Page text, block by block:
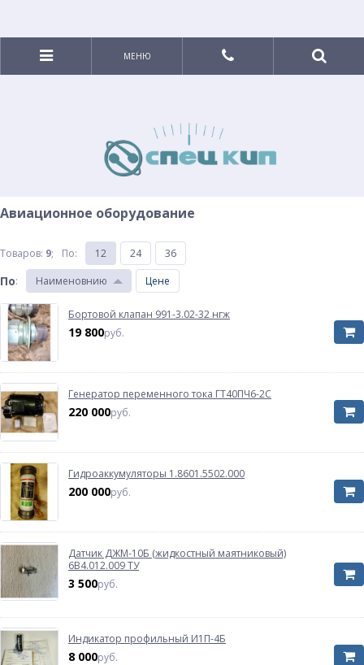
МЕНЮ
Авиационное оборудование
Товаров: 9; По: 12 24 36
По: Наименовнию Цене
Бортовой клапан 991-3.02-32 нгж
19 800руб.
Генератор переменного тока ГТ40ПЧ6-2С
220 000руб.
Гидроаккумуляторы 1.8601.5502.000
200 000руб.
Датчик ДЖМ-10Б (жидкостный маятниковый)
6В4.012.009 ТУ
3 500руб.
Индикатор профильный И1П-4Б
8 000руб.